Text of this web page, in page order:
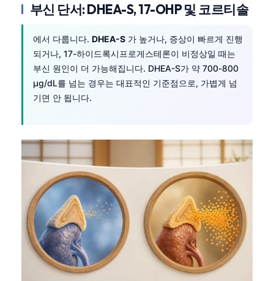
부신 단서: DHEA-S, 17-OHP 및 코르티솔
에서 다룹니다. DHEA-S 가 높거나, 증상이 빠르게 진행
되거나, 17-하이드록시프로게스테론이 비정상일 때는
부신 원인이 더 가능해집니다. DHEA-S가 약 700-800
µg/dL를 넘는 경우는 대표적인 기준점으로, 가볍게 넘
기면 안 됩니다.